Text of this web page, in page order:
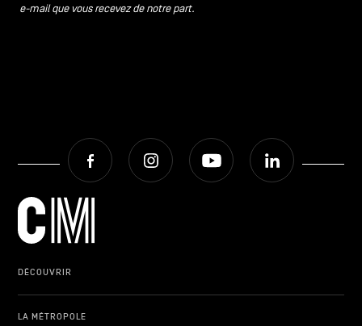
e-mail que vous recevez de notre part.
Facebook Instagram Youtube
DÉCOUVRIR
LA MÉTROPOLE